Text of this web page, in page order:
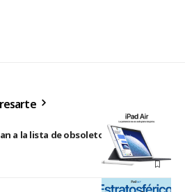
a la lista de obsoletos y antiguos